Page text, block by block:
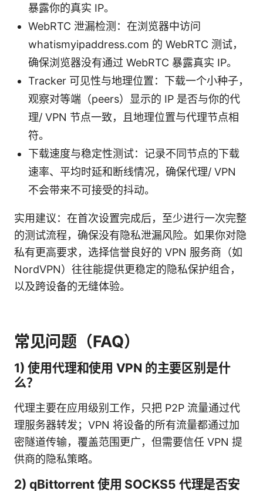
暴露你的真实 IP。
WebRTC 泄漏检测：在浏览器中访问
whatismyipaddress.com 的 WebRTC 测试，
确保浏览器没有通过 WebRTC 暴露真实 IP。
Tracker 可见性与地理位置：下载一个小种子，
观察对等端（peers）显示的 IP 是否与你的代
理/ VPN 节点一致，且地理位置与代理节点相
符。
下载速度与稳定性测试：记录不同节点的下载
速率、平均时延和断线情况，确保代理/ VPN
不会带来不可接受的抖动。
实用建议：在首次设置完成后，至少进行一次完整
的测试流程，确保没有隐私泄漏风险。如果你对隐
私有更高要求，选择信誉良好的 VPN 服务商（如
NordVPN）往往能提供更稳定的隐私保护组合，
以及跨设备的无缝体验。
常见问题（FAQ）
1) 使用代理和使用 VPN 的主要区别是什
么？
代理主要在应用级别工作，只把 P2P 流量通过代
理服务器转发；VPN 将设备的所有流量都通过加
密隧道传输，覆盖范围更广，但需要信任 VPN 提
供商的隐私策略。
2) qBittorrent 使用 SOCKS5 代理是否安